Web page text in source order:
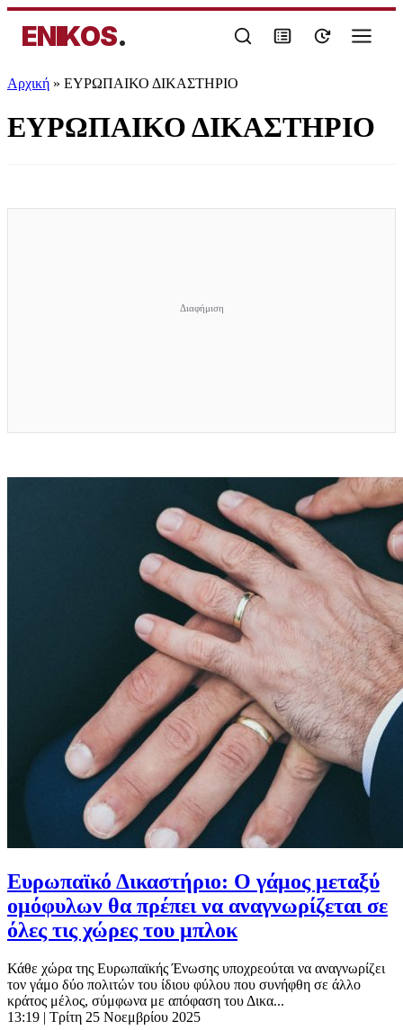
ENIKOS.
Αρχική » ΕΥΡΩΠΑΙΚΟ ΔΙΚΑΣΤΗΡΙΟ
ΕΥΡΩΠΑΙΚΟ ΔΙΚΑΣΤΗΡΙΟ
Ευρωπαϊκό Δικαστήριο: Ο γάμος μεταξύ
ομόφυλων θα πρέπει να αναγνωρίζεται σε
όλες τις χώρες του μπλοκ
Κάθε χώρα της Ευρωπαϊκής Ένωσης υποχρεούται να αναγνωρίζει
τον γάμο δύο πολιτών του ίδιου φύλου που συνήφθη σε άλλο
κράτος μέλος, σύμφωνα με απόφαση του Δικα...
13:19 | Τρίτη 25 Νοεμβρίου 2025